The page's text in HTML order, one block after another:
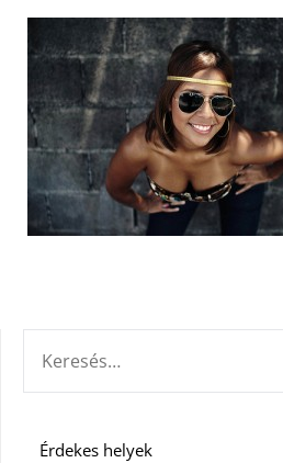
Érdekes helyek